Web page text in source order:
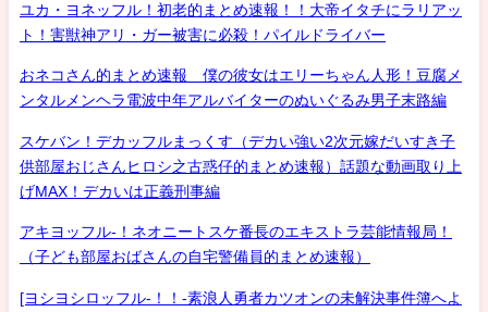
ユカ・ヨネッフル！初老的まとめ速報！！大帝イタチにラリアッ
ト！害獣神アリ・ガー被害に必殺！パイルドライバー
おネコさん的まとめ速報 僕の彼女はエリーちゃん人形！豆腐メ
ンタルメンヘラ電波中年アルバイターのぬいぐるみ男子末路編
スケバン！デカッフルまっくす（デカい強い2次元嫁だいすき子
供部屋おじさんヒロシ之古惑仔的まとめ速報）話題な動画取り上
げMAX！デカいは正義刑事編
アキヨッフル-！ネオニートスケ番長のエキストラ芸能情報局！
（子ども部屋おばさんの自宅警備員的まとめ速報）
[ヨシヨシロッフル-！！-素浪人勇者カツオンの未解決事件簿へよ